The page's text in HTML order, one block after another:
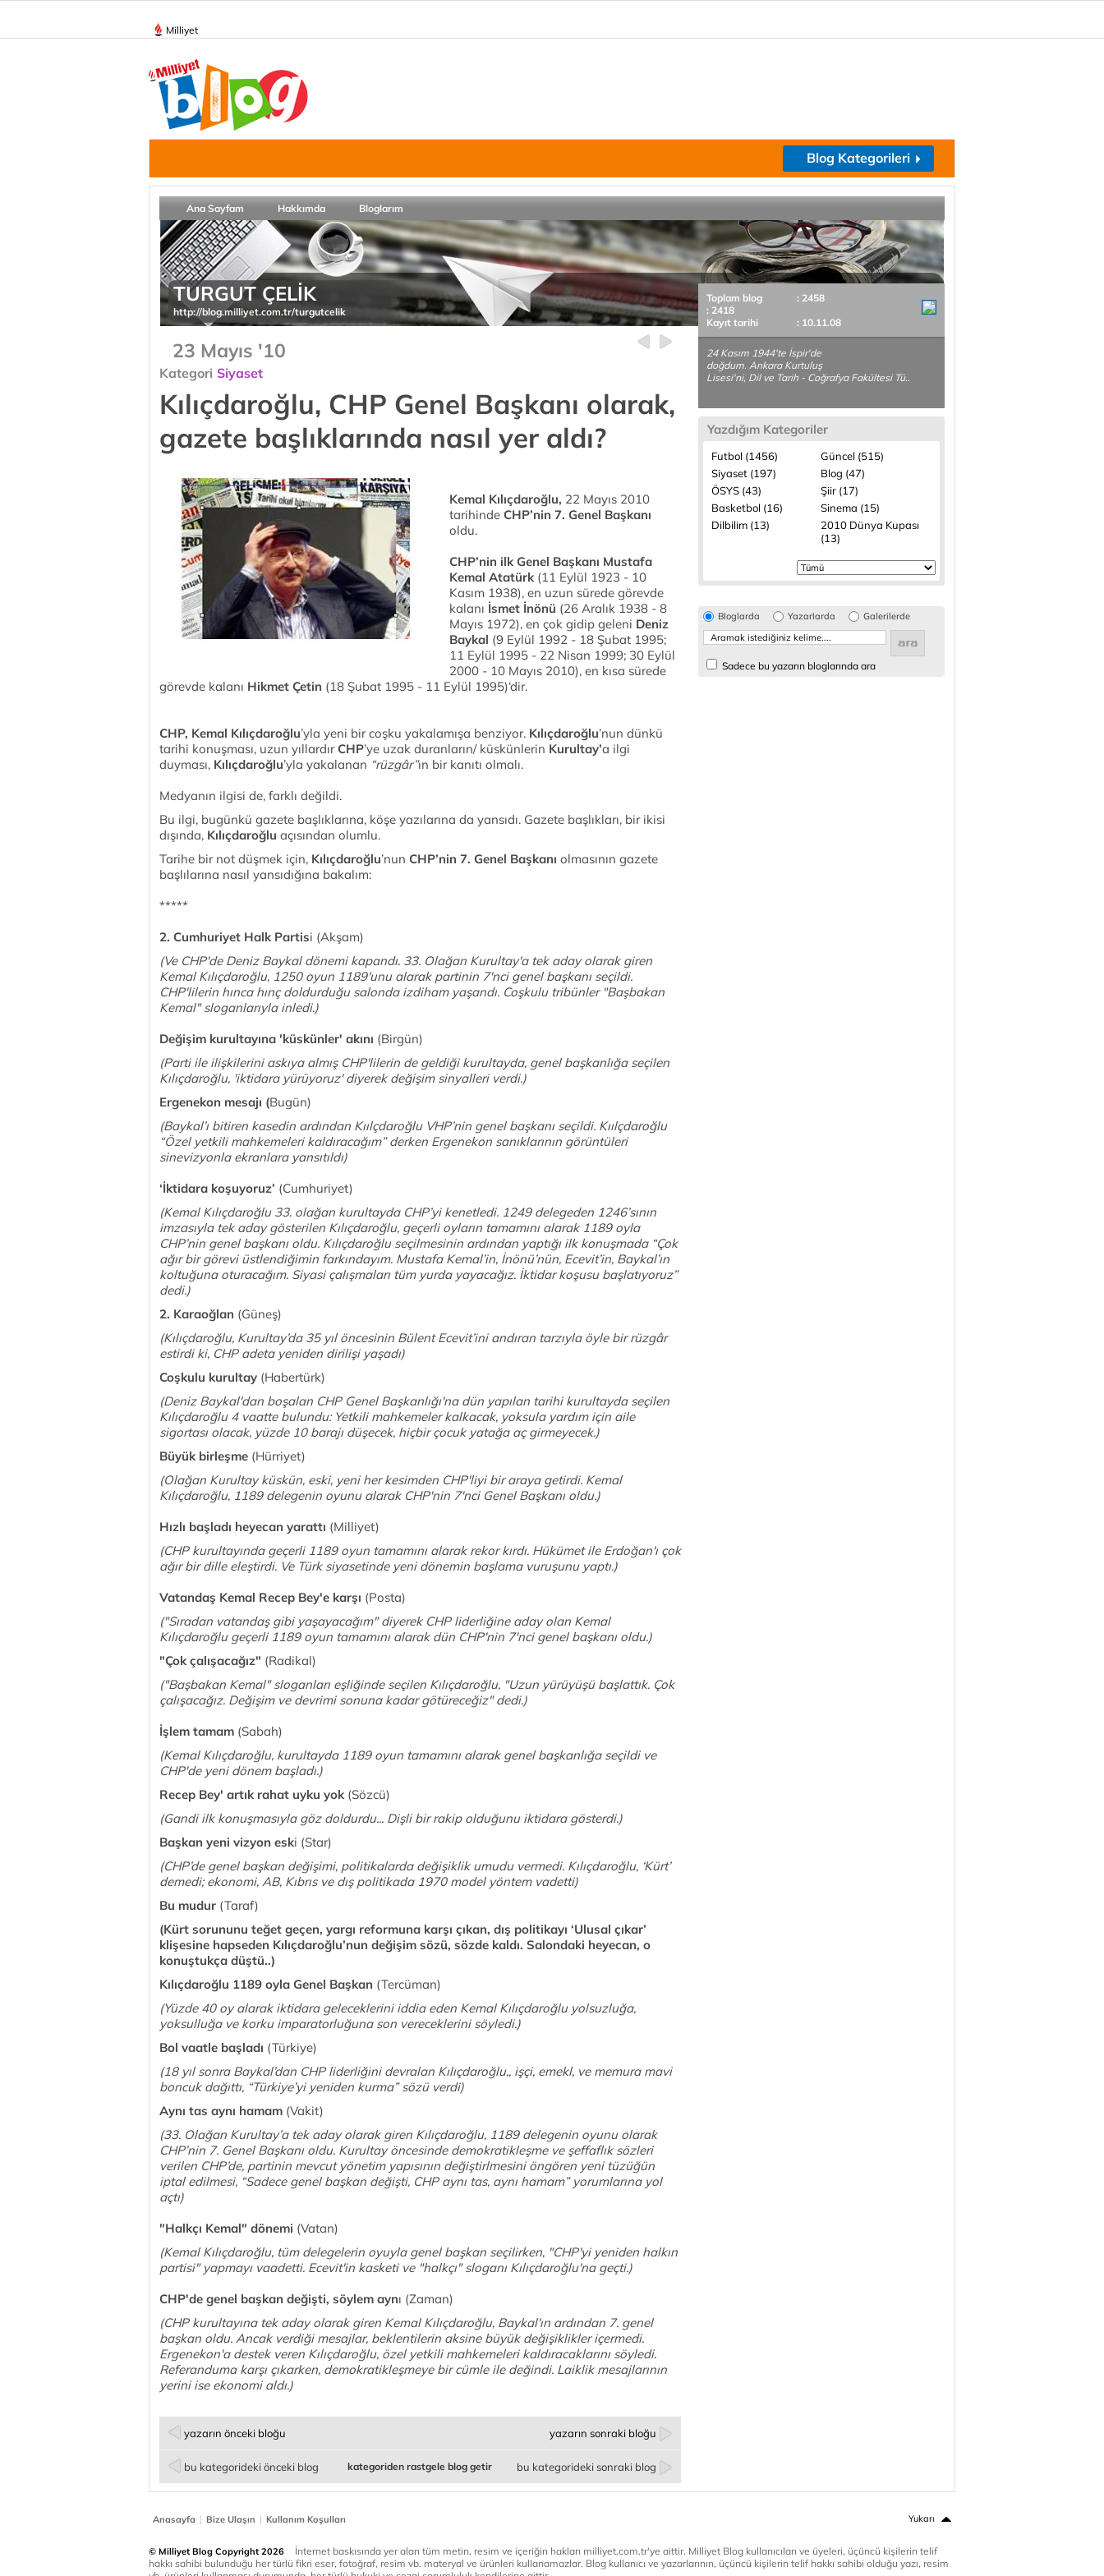
Milliyet
Blog Kategorileri
Ana Sayfam Hakkımda Bloglarım
TURGUT ÇELİK
http://blog.milliyet.com.tr/turgutcelik
23 Mayıs '10
Kategori Siyaset
Kılıçdaroğlu, CHP Genel Başkanı olarak,
gazete başlıklarında nasıl yer aldı?
Kemal Kılıçdaroğlu, 22 Mayıs 2010
tarihinde CHP’nin 7. Genel Başkanı
oldu.
CHP’nin ilk Genel Başkanı Mustafa
Kemal Atatürk(11 Eylül 1923 - 10
Kasım 1938), en uzun sürede görevde
kalanı İsmet İnönü (26 Aralık 1938 - 8
Mayıs 1972), en çok gidip geleni Deniz
Baykal (9 Eylül 1992 - 18 Şubat 1995;
11 Eylül 1995 - 22 Nisan 1999; 30 Eylül
2000 - 10 Mayıs 2010), en kısa sürede
görevde kalanı Hikmet Çetin (18 Şubat 1995 - 11 Eylül 1995)‘dir.
CHP, Kemal Kılıçdaroğlu’yla yeni bir coşku yakalamışa benziyor. Kılıçdaroğlu’nun dünkü
tarihi konuşması, uzun yıllardırCHP’ye uzak duranların/ küskünlerin Kurultay’a ilgi
duyması, Kılıçdaroğlu’yla yakalanan “rüzgâr”ın bir kanıtı olmalı.
Medyanın ilgisi de, farklı değildi.
Bu ilgi, bugünkü gazete başlıklarına, köşe yazılarına da yansıdı. Gazete başlıkları, bir ikisi
dışında, Kılıçdaroğlu açısından olumlu.
Tarihe bir not düşmek için, Kılıçdaroğlu’nun CHP’nin 7. Genel Başkanı olmasının gazete
başlılarına nasıl yansıdığına bakalım:
*****
2. Cumhuriyet Halk Partisi (Akşam)
(Ve CHP'de Deniz Baykal dönemi kapandı. 33. Olağan Kurultay'a tek aday olarak giren
Kemal Kılıçdaroğlu, 1250 oyun 1189'unu alarak partinin 7'nci genel başkanı seçildi.
CHP'lilerin hınca hınç doldurduğu salonda izdiham yaşandı. Coşkulu tribünler "Başbakan
Kemal" sloganlarıyla inledi.)
Değişim kurultayına 'küskünler' akını (Birgün)
(Parti ile ilişkilerini askıya almış CHP'lilerin de geldiği kurultayda, genel başkanlığa seçilen
Kılıçdaroğlu, 'iktidara yürüyoruz' diyerek değişim sinyalleri verdi.)
Ergenekon mesajı (Bugün)
(Baykal’ı bitiren kasedin ardından Kıılçdaroğlu VHP’nin genel başkanı seçildi. Kıılçdaroğlu
“Özel yetkili mahkemeleri kaldıracağım” derken Ergenekon sanıklarının görüntüleri
sinevizyonla ekranlara yansıtıldı)
‘İktidara koşuyoruz’ (Cumhuriyet)
(Kemal Kılıçdaroğlu 33. olağan kurultayda CHP’yi kenetledi. 1249 delegeden 1246’sının
imzasıyla tek aday gösterilen Kılıçdaroğlu, geçerli oyların tamamını alarak 1189 oyla
CHP’nin genel başkanı oldu. Kılıçdaroğlu seçilmesinin ardından yaptığı ilk konuşmada “Çok
ağır bir görevi üstlendiğimin farkındayım. Mustafa Kemal’in, İnönü’nün, Ecevit’in, Baykal’ın
koltuğuna oturacağım. Siyasi çalışmaları tüm yurda yayacağız. İktidar koşusu başlatıyoruz”
dedi.)
2. Karaoğlan (Güneş)
(Kılıçdaroğlu, Kurultay’da 35 yıl öncesinin Bülent Ecevit’ini andıran tarzıyla öyle bir rüzgâr
estirdi ki, CHP adeta yeniden dirilişi yaşadı)
Coşkulu kurultay (Habertürk)
(Deniz Baykal'dan boşalan CHP Genel Başkanlığı'na dün yapılan tarihi kurultayda seçilen
Kılıçdaroğlu 4 vaatte bulundu: Yetkili mahkemeler kalkacak, yoksula yardım için aile
sigortası olacak, yüzde 10 barajı düşecek, hiçbir çocuk yatağa aç girmeyecek.)
Büyük birleşme (Hürriyet)
(Olağan Kurultay küskün, eski, yeni her kesimden CHP'liyi bir araya getirdi. Kemal
Kılıçdaroğlu, 1189 delegenin oyunu alarak CHP'nin 7'nci Genel Başkanı oldu.)
Hızlı başladı heyecan yarattı (Milliyet)
(CHP kurultayında geçerli 1189 oyun tamamını alarak rekor kırdı. Hükümet ile Erdoğan'ı çok
ağır bir dille eleştirdi. Ve Türk siyasetinde yeni dönemin başlama vuruşunu yaptı.)
Vatandaş Kemal Recep Bey'e karşı (Posta)
("Sıradan vatandaş gibi yaşayacağım" diyerek CHP liderliğine aday olan Kemal
Kılıçdaroğlu geçerli 1189 oyun tamamını alarak dün CHP'nin 7'nci genel başkanı oldu.)
"Çok çalışacağız" (Radikal)
("Başbakan Kemal" sloganları eşliğinde seçilen Kılıçdaroğlu, "Uzun yürüyüşü başlattık. Çok
çalışacağız. Değişim ve devrimi sonuna kadar götüreceğiz" dedi.)
İşlem tamam (Sabah)
(Kemal Kılıçdaroğlu, kurultayda 1189 oyun tamamını alarak genel başkanlığa seçildi ve
CHP'de yeni dönem başladı.)
Recep Bey' artık rahat uyku yok(Sözcü)
(Gandi ilk konuşmasıyla göz doldurdu... Dişli bir rakip olduğunu iktidara gösterdi.)
Başkan yeni vizyon eski (Star)
(CHP’de genel başkan değişimi, politikalarda değişiklik umudu vermedi. Kılıçdaroğlu, ‘Kürt’
demedi; ekonomi, AB, Kıbrıs ve dış politikada 1970 model yöntem vadetti)
Bu mudur (Taraf)
(Kürt sorununu teğet geçen, yargı reformuna karşı çıkan, dış politikayı ‘Ulusal çıkar’
klişesine hapseden Kılıçdaroğlu’nun değişim sözü, sözde kaldı. Salondaki heyecan, o
konuştukça düştü..)
Kılıçdaroğlu 1189 oyla Genel Başkan (Tercüman)
(Yüzde 40 oy alarak iktidara geleceklerini iddia eden Kemal Kılıçdaroğlu yolsuzluğa,
yoksulluğa ve korku imparatorluğuna son vereceklerini söyledi.)
Bol vaatle başladı (Türkiye)
(18 yıl sonra Baykal’dan CHP liderliğini devralan Kılıçdaroğlu,, işçi, emekl, ve memura mavi
boncuk dağıttı, “Türkiye’yi yeniden kurma” sözü verdi)
Aynı tas aynı hamam (Vakit)
(33. Olağan Kurultay’a tek aday olarak giren Kılıçdaroğlu, 1189 delegenin oyunu olarak
CHP’nin 7. Genel Başkanı oldu. Kurultay öncesinde demokratikleşme ve şeffaflık sözleri
verilen CHP’de, partinin mevcut yönetim yapısının değiştirlmesini öngören yeni tüzüğün
iptal edilmesi, “Sadece genel başkan değişti, CHP aynı tas, aynı hamam” yorumlarına yol
açtı)
"Halkçı Kemal" dönemi (Vatan)
(Kemal Kılıçdaroğlu, tüm delegelerin oyuyla genel başkan seçilirken, "CHP'yi yeniden halkın
partisi" yapmayı vaadetti. Ecevit'in kasketi ve "halkçı" sloganı Kılıçdaroğlu'na geçti.)
CHP'de genel başkan değişti, söylem aynı (Zaman)
(CHP kurultayına tek aday olarak giren Kemal Kılıçdaroğlu, Baykal'ın ardından 7. genel
başkan oldu. Ancak verdiği mesajlar, beklentilerin aksine büyük değişiklikler içermedi.
Ergenekon'a destek veren Kılıçdaroğlu, özel yetkili mahkemeleri kaldıracaklarını söyledi.
Referanduma karşı çıkarken, demokratikleşmeye bir cümle ile değindi. Laiklik mesajlarının
yerini ise ekonomi aldı.)
yazarın önceki bloğu yazarın sonraki bloğu
bu kategorideki önceki blog bu kategorideki sonraki blog
kategoriden rastgele blog getir
Toplam blog
: 2458
: 2418
Kayıt tarihi
: 10.11.08
24 Kasım 1944'te İspir'de
doğdum. Ankara Kurtuluş
Lisesi'ni, Dil ve Tarih - Coğrafya Fakültesi Tü..
Yazdığım Kategoriler
Futbol (1456)
Güncel (515)
Siyaset (197)
Blog (47)
ÖSYS (43)
Şiir (17)
Basketbol (16)
Sinema (15)
Dilbilim (13)
2010 Dünya Kupası
(13)
Bloglarda Yazarlarda Galerilerde
Sadece bu yazarın bloglarında ara
Anasayfa | Bize Ulaşın | Kullanım Koşulları Yukarı
© Milliyet Blog Copyright 2026
İnternet baskısında yer alan tüm metin, resim ve içeriğin hakları milliyet.com.tr'ye aittir. Milliyet Blog kullanıcıları ve üyeleri, üçüncü kişilerin telif
hakkı sahibi bulunduğu her türlü fikri eser, fotoğraf, resim vb. materyal ve ürünleri kullanamazlar. Blog kullanıcı ve yazarlarının, üçüncü kişilerin telif hakkı sahibi olduğu yazı, resim